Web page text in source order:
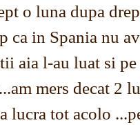
o luna dupa
ca in Spania nu
aia l-au luat si
mers decat 2
lucra tot acolo